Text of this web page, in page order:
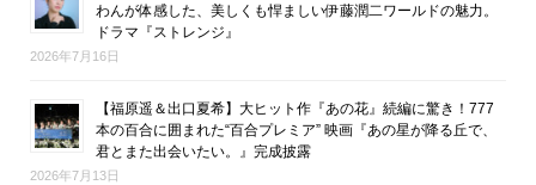
わんが体感した、美しくも悍ましい伊藤潤二ワールドの魅力。
ドラマ『ストレンジ』
2026年7月16日
【福原遥＆出口夏希】大ヒット作『あの花』続編に驚き！777
本の百合に囲まれた“百合プレミア” 映画『あの星が降る丘で、
君とまた出会いたい。』完成披露
2026年7月13日